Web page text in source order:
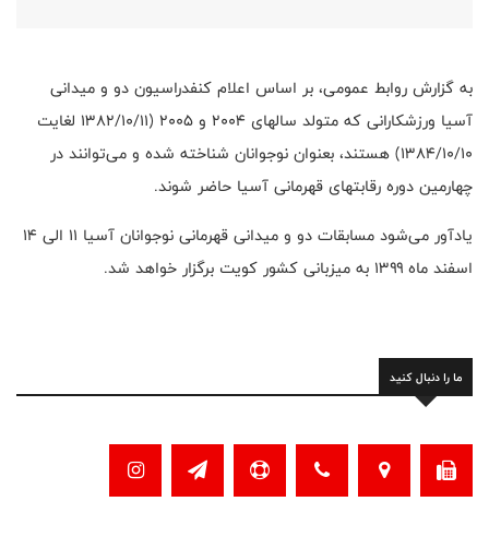
به گزارش روابط عمومی، بر اساس اعلام کنفدراسیون دو و میدانی
آسیا ورزشکارانی که متولد سالهای ۲۰۰۴ و ۲۰۰۵ (۱۳۸۲/۱۰/۱۱ لغایت
۱۳۸۴/۱۰/۱۰) هستند، بعنوان نوجوانان شناخته شده و می‌توانند در
چهارمین دوره رقابتهای قهرمانی آسیا حاضر شوند.
یادآور می‌شود مسابقات دو و میدانی قهرمانی نوجوانان آسیا ۱۱ الی ۱۴
اسفند ماه ۱۳۹۹ به میزبانی کشور کویت برگزار خواهد شد.
ما را دنبال کنید